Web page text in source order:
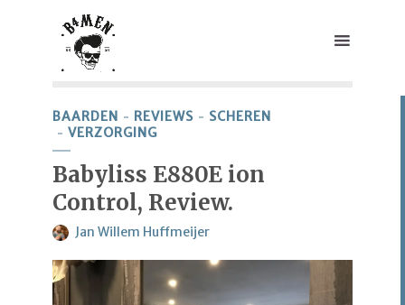
BAARDEN REVIEWS
SCHEREN
VERZORGING
Babyliss E880E ion
Control, Review.
Jan Willem Huffmeijer